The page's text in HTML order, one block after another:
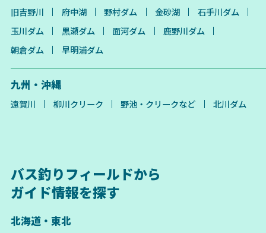
旧吉野川
府中湖 野村ダム 金砂湖
石手川ダム
玉川ダム
黒瀬ダム 面河ダム
鹿野川ダム
朝倉ダム
早明浦ダム
九州・沖縄
遠賀川 柳川クリーク 野池・クリークなど 北川ダム
バス釣りフィールドから
ガイド情報を探す
北海道・東北